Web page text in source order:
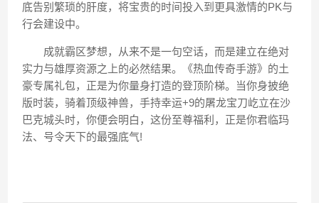
底告别繁琐的肝度，将宝贵的时间投入到更具激情的PK与
行会建设中。
成就霸区梦想，从来不是一句空话，而是建立在绝对
实力与雄厚资源之上的必然结果。《热血传奇手游》的土
豪专属礼包，正是为你量身打造的登顶阶梯。当你身披绝
版时装，骑着顶级神兽，手持幸运+9的屠龙宝刀屹立在沙
巴克城头时，你便会明白，这份至尊福利，正是你君临玛
法、号令天下的最强底气!